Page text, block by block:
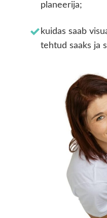
planeerija;
kuidas saab
tehtud saaks ja